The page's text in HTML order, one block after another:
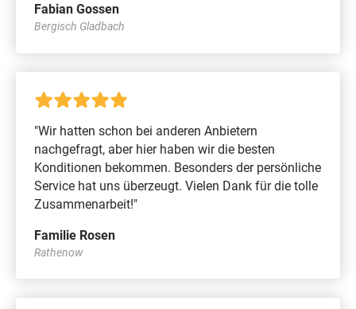
Fabian Gossen
Bergisch Gladbach
"Wir hatten schon bei anderen Anbietern
nachgefragt, aber hier haben wir die besten
Konditionen bekommen. Besonders der persönliche
Service hat uns überzeugt. Vielen Dank für die tolle
Zusammenarbeit!"
Familie Rosen
Rathenow